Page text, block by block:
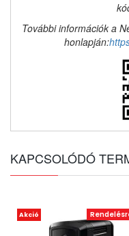
További információk a
honlapján:
KAPCSOLÓDÓ
Akció